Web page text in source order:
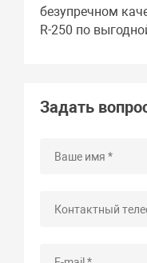
безупречном
R-250 по
Задать